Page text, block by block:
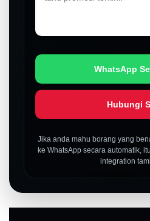
WhatsApp
Hubungi
Jika anda mahu borang yang
ke WhatsApp secara automatik,
integration